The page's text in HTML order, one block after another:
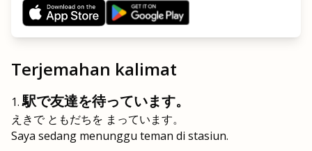
Terjemahan kalimat
駅で友達を待っています。
えきで ともだちを まっています。
Saya sedang menunggu teman di stasiun.